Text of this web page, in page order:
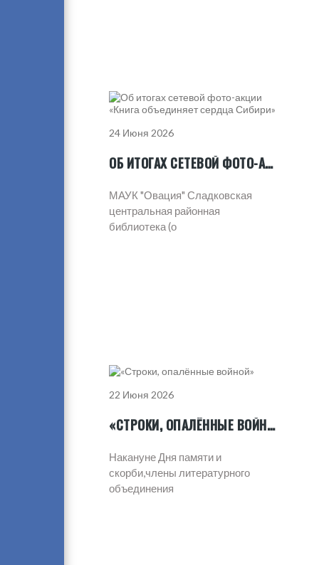
24 Июня 2026
ОБ ИТОГАХ СЕТЕВОЙ ФОТО-АКЦИИ «КНИГА ОБЪЕДИНЯЕТ СЕРДЦА СИБИРИ»
МАУК "Овация" Сладковская
центральная районная
библиотека (о
22 Июня 2026
«СТРОКИ, ОПАЛЁННЫЕ ВОЙНОЙ»
Накануне Дня памяти и
скорби,члены литературного
объединения